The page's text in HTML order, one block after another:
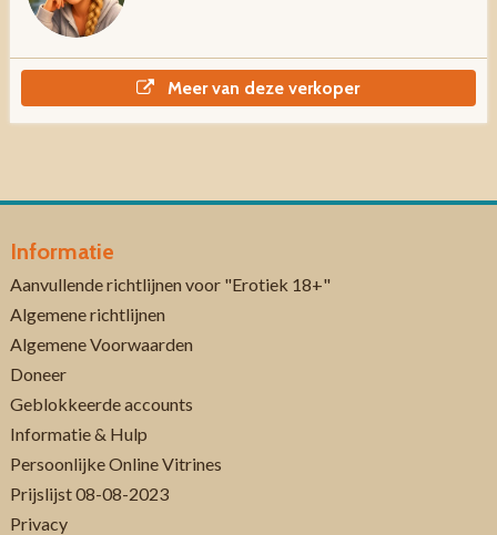
Meer van deze verkoper
Informatie
Aanvullende richtlijnen voor "Erotiek 18+"
Algemene richtlijnen
Algemene Voorwaarden
Doneer
Geblokkeerde accounts
Informatie & Hulp
Persoonlijke Online Vitrines
Prijslijst 08-08-2023
Privacy